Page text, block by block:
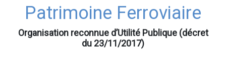
Patrimoine Ferroviaire
Organisation reconnue d’Utilité Publique (décret
du 23/11/2017)